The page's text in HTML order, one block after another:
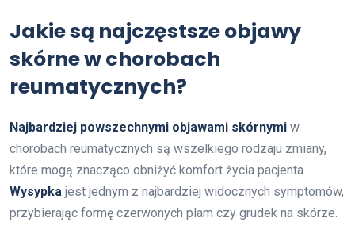
Jakie są najczęstsze objawy
skórne w chorobach
reumatycznych?
Najbardziej powszechnymi objawami skórnymi w
chorobach reumatycznych są wszelkiego rodzaju zmiany,
które mogą znacząco obniżyć komfort życia pacjenta.
Wysypka jest jednym z najbardziej widocznych symptomów,
przybierając formę czerwonych plam czy grudek na skórze.